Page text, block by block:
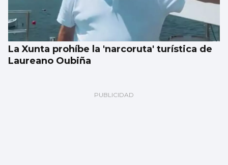
La Xunta prohíbe la 'narcoruta' turística de
Laureano Oubiña